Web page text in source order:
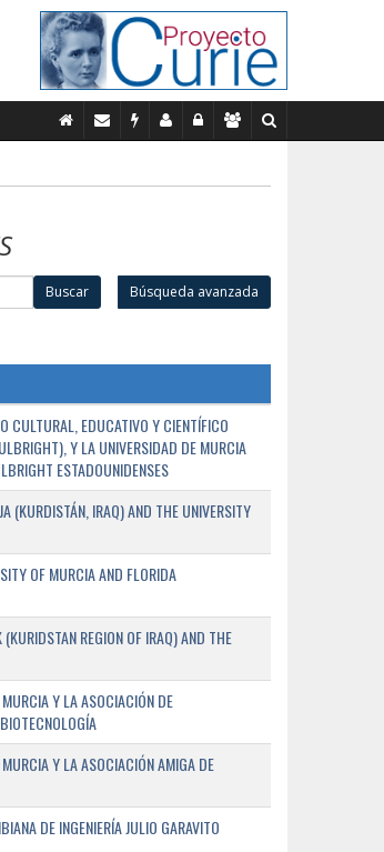
Buscar Búsqueda avanzada
CULTURAL, EDUCATIVO Y CIENTÍFICO
Y LA UNIVERSIDAD DE MURCIA
ESTADOUNIDENSES
(KURDISTÁN, IRAQ) AND THE UNIVERSITY
OF MURCIA AND FLORIDA
REGION OF IRAQ) AND THE
Y LA ASOCIACIÓN DE
Y LA ASOCIACIÓN AMIGA DE
DE INGENIERÍA JULIO GARAVITO